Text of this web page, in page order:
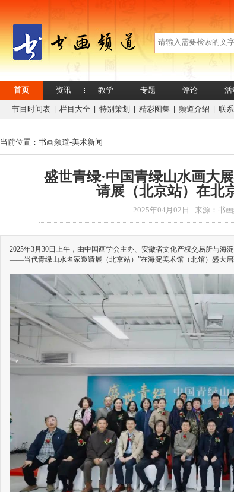
首页 资讯 教学 专题 评论 活
节目时间表| 栏目大全| 特别策划 精彩图集| 频道介绍 联
当前位置：书画频道-美术新闻
盛世青绿·中国青绿山水画
请展（北京站）在北
2025年04月02日 来源：书
2025年3月30日上午，由中国画学会主办、安徽省文化产权交易所与海
——当代青绿山水名家邀请展（北京站）”在海淀美术馆（北馆）盛大启